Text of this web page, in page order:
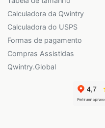
Calculadora da Qwintry
Calculadora do USPS
Formas de pagamento
Compras Assistidas
Qwintry.Global